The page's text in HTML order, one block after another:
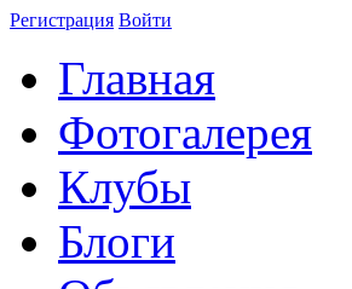
Регистрация Войти
Главная
Фотогалерея
Клубы
Блоги